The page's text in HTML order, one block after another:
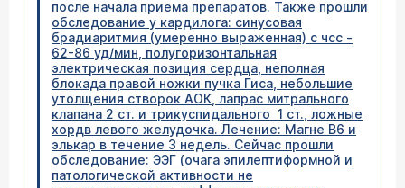
после начала приема препаратов. Также прошли
обследование у кардилога: синусовая
брадиаритмия (умеренно выраженная) с чсс -
62-86 уд/мин, полугоризонтальная
электрическая позиция сердца, неполная
блокада правой ножки пучка Гиса, небольшие
утолщения створок АОК, лапрас митрального
клапана 2 ст. и трикуспидального 1 ст., ложные
хордв левого желудочка. Лечение: Магне В6 и
элькар в течение 3 недель. Сейчас прошли
обследование: ЭЭГ (очага эпилептиформной и
патологической активности не